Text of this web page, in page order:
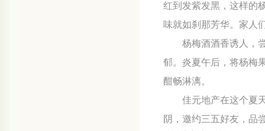
红到发紫发黑，这样的
味就如刹那芳华。家人
杨梅酒酒香诱人，
郁。炎夏午后，将杨梅
酣畅淋漓。
佳元地产在这个夏
阴，邀约三五好友，品